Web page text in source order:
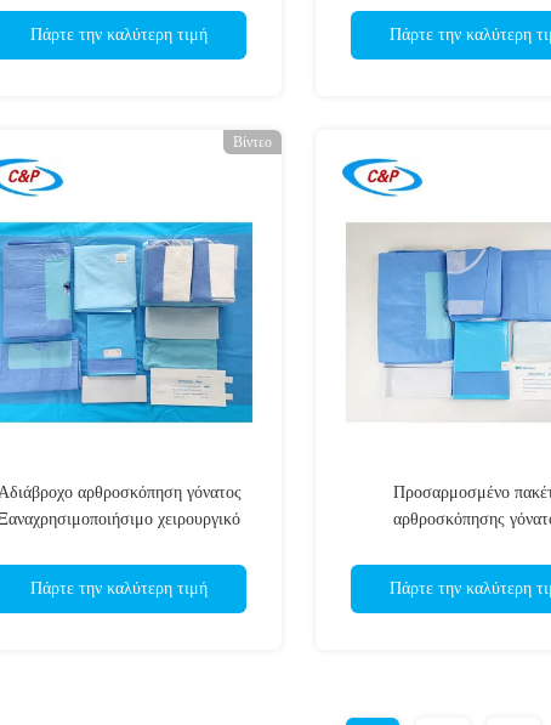
Πάρτε την καλύτερη τιμή Πάρτε την καλύτερη
Βίντεο
αρθροσκόπηση γόνατος
χειρουργικό
Πάρτε την καλύτερη τιμή
Προσαρμοσμένο
αρθροσκόπησης
Πάρτε την καλύτερη